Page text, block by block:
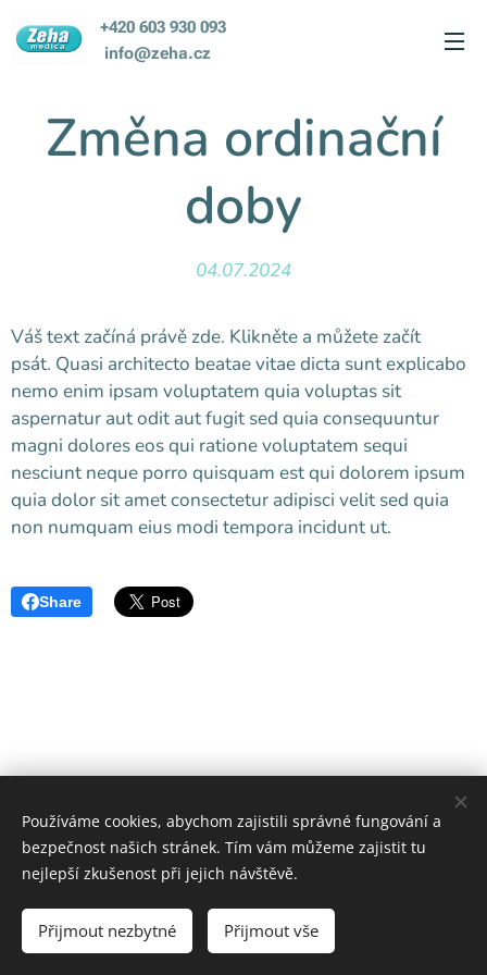
+420 603 930 093
info@zeha.cz
Změna ordinační
doby
04.07.2024
Váš text začíná právě zde. Klikněte a můžete začít
psát. Quasi architecto beatae vitae dicta sunt explicabo
nemo enim ipsam voluptatem quia voluptas sit
aspernatur aut odit aut fugit sed quia consequuntur
magni dolores eos qui ratione voluptatem sequi
nesciunt neque porro quisquam est qui dolorem ipsum
quia dolor sit amet consectetur adipisci velit sed quia
non numquam eius modi tempora incidunt ut.
Share
https://www.zeha.cz
Cookies
Používáme cookies, abychom zajistili správné fungování a
bezpečnost našich stránek. Tím vám můžeme zajistit tu
nejlepší zkušenost při jejich návštěvě.
Přijmout nezbytné Přijmout vše